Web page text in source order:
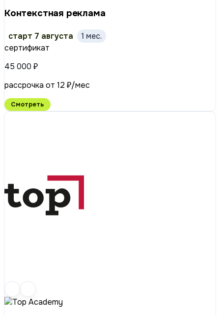
Контекстная реклама
старт 7 августа
1 мес.
сертификат
45 000 ₽
рассрочка от 12 ₽/мес
Смотреть